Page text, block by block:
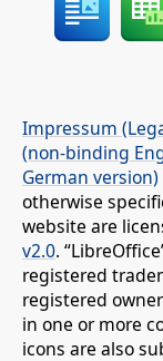
Impressum
(non-binding
German version)
otherwise
website are
v2.0.
registered
registered
in one or more
icons are also